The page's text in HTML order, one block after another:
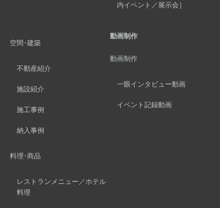
内イベント／展示会］
空間･建築
不動産紹介
施設紹介
施工事例
納入事例
料理･商品
レストランメニュー／ホテル
料理
動画制作
動画制作
一眼インタビュー動画
イベント記録動画